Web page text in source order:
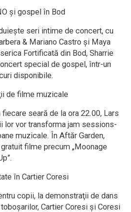
şi gospel în Bod
seri intime de concert, cu
& Mariano Castro şi Maya
Fortificată din Bod, Sharrie
special de gospel, într-un
disponibile.
de filme muzicale
fiecare seară de la ora 22.00, Lars
lor vor transforma jam sessions-
muzicale. În Aftăr Garden,
filme precum „Moonage
în Cartier Coresi
copii, la demonstraţii de dans
Cartier Coresi şi Coresi